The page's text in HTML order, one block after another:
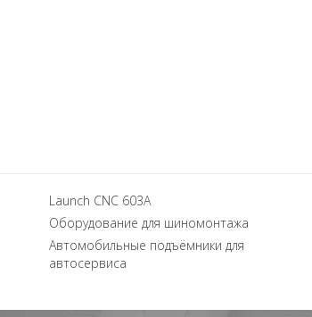
Launch CNC 603A
Оборудование для шиномонтажа
Автомобильные подъёмники для
автосервиса